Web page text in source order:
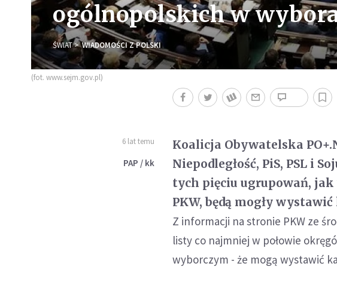
ogólnopolskich w
ŚWIAT WIADOMOŚCI Z POLSKI
(fot. www.sejm.gov.pl)
6 lat temu
PAP / kk
Koalicja Obywatelska
Niepodległość, PiS, PSL i
tych pięciu ugrupowań,
PKW, będą mogły
Z informacji na stronie PKW ze
listy co najmniej w połowie
wyborczym - że mogą wystawić